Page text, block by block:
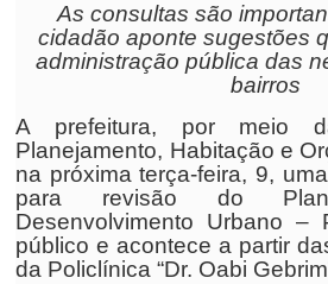
As consultas são
cidadão aponte sugestões
administração pública das
bairros
A prefeitura, por meio
Planejamento, Habitação e
na próxima terça-feira, 9,
para revisão do
Desenvolvimento Urbano –
público e acontece a partir
da Policlínica “Dr. Oabi